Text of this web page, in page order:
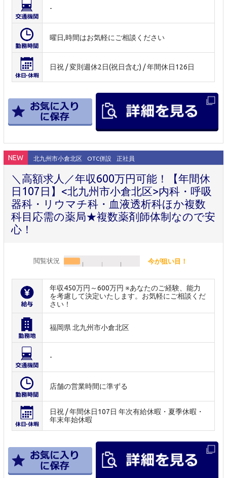
-
曜日,時間はお気軽にご相談ください
日祝 / 変則週休2日(祝日含む) / 年間休日126日
NEW 北九州市小倉北区 OTC併設 正社員
＼高額求人／年収600万円可能！【年間休
日107日】<北九州市小倉北区>内科・呼吸
器科・リウマチ科・血液透析科ほか複数
科目応需の薬局★複数薬剤師体制なので安
心！
閲覧状況 今が狙い目！
年収450万円～600万円 ※あなたのご経験、能力
を考慮して決定いたします。お気軽にご相談くだ
さい！
福岡県 北九州市小倉北区
-
店舗の営業時間に準ずる
日祝 / 年間休日107日 年次有給休暇・夏季休暇・
年末年始休暇